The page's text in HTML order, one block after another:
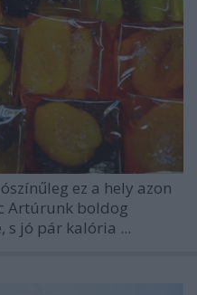
ez a hely azon
Artúrunk boldog
s jó pár kalória ...